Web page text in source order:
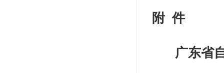
附 件
广东省